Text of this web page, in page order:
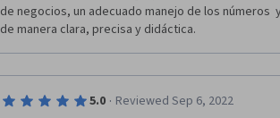
de negocios, un adecuado manejo de los números
de manera clara, precisa y didáctica.
5.0 · Reviewed Sep 6, 2022